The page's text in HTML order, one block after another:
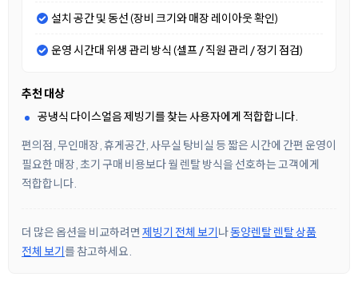
설치 공간 및 동선 (장비 크기와 매장 레이아웃 확인)
운영 시간대 위생 관리 방식 (셀프 / 직원 관리 / 정기 점검)
추천 대상
공냉식 다이스얼음 제빙기를 찾는 사용자에게 적합합니다.
편의점, 무인매장, 휴게공간, 사무실 탕비실 등 짧은 시간에 간편 운영이
필요한 매장, 초기 구매 비용보다 월 렌탈 방식을 선호하는 고객에게
적합합니다.
더 많은 옵션을 비교하려면 제빙기 전체 보기나동양렌탈 렌탈 상품
전체 보기를 참고하세요.